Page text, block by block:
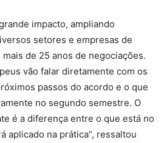
impacto, ampliando
setores e empresas de
de 25 anos de negociações.
vão falar diretamente com os
passos do acordo e o que
no segundo semestre. O
é a diferença entre o que está no
aplicado na prática”, ressaltou